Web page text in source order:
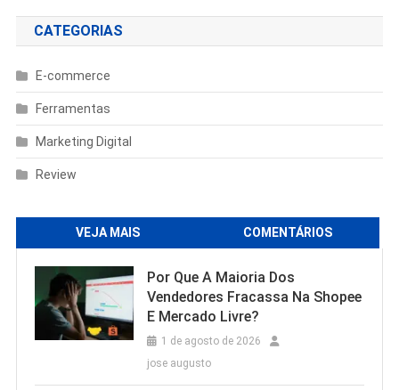
CATEGORIAS
E-commerce
Ferramentas
Marketing Digital
Review
VEJA MAIS COMENTÁRIOS
Por Que A Maioria Dos
Vendedores Fracassa Na Shopee
E Mercado Livre?
1 de agosto de 2026
jose augusto